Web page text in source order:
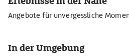
Angebote für unvergessliche
In der Umgebung